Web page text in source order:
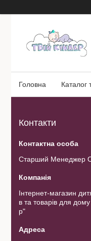
Головна Каталог
Контакти
Старший Менеджер
Інтернет-магазин
в та товарів для дому
р"